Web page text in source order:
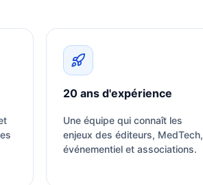
20 ans d'expérience
Une équipe qui connaît les
enjeux des éditeurs, MedTech,
événementiel et associations.